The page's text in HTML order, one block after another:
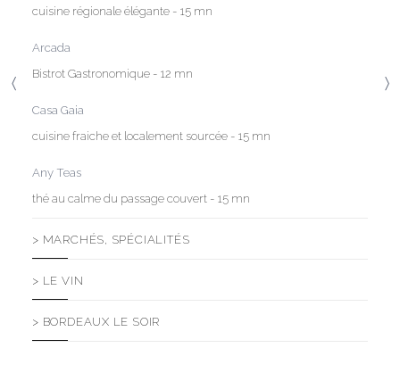
cuisine régionale élégante - 15 mn
Arcada
Bistrot Gastronomique - 12 mn
Casa Gaia
cuisine fraiche et localement sourcée - 15 mn
Any Teas
thé au calme du passage couvert - 15 mn
> MARCHÉS, SPÉCIALITÉS
> LE VIN
> BORDEAUX LE SOIR
〈 〉